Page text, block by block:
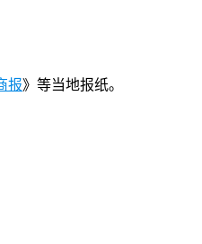
报》等当地报纸。